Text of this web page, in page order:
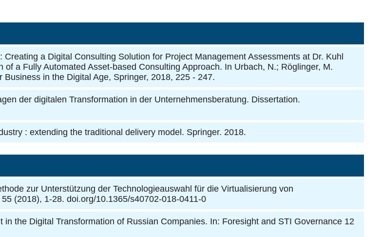
a Digital Consulting Solution for Project Management Assessments at Dr. Kuhl
a Fully Automated Asset-based Consulting Approach. In Urbach, N.; Röglinger, M.
in the Digital Age, Springer, 2018, 225 - 247.
der digitalen Transformation in der Unternehmensberatung. Dissertation.
: extending the traditional delivery model. Springer. 2018.
zur Unterstützung der Technologieauswahl für die Virtualisierung von
(2018), 1-28. doi.org/10.1365/s40702-018-0411-0
in the Digital Transformation of Russian Companies. In: Foresight and STI Governance 12